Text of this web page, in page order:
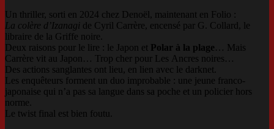
Un thriller, sorti en 2024 chez Denoël, maintenant en Folio :
La colère d’Izanagi de Cyril Carrère, encensé par G. Collard, le
libraire de la Griffe noire.
Deux raisons pour le lire : le Japon et Polar à la plage… Mais
Carrère vit au Japon… Trop cher pour Les Ancres noires…
Des actions sanglantes ont lieu, en lien avec le darknet.
Les enquêteurs forment un duo improbable : une jeune franco-
japonaise qui n’a pas sa langue dans sa poche et un policier hors
norme.
Le twist final est bien foutu.